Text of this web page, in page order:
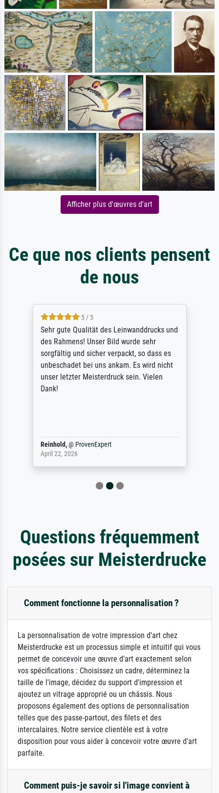
Afficher plus d'œuvres d'art
Ce que nos clients pensent
de nous
5 / 5
Sehr gute Qualität des Leinwanddrucks und
des Rahmens! Unser Bild wurde sehr
sorgfältig und sicher verpackt, so dass es
unbeschadet bei uns ankam. Es wird nicht
unser letzter Meisterdruck sein. Vielen
Dank!
Reinhold,@ ProvenExpert
April 22, 2026
Questions fréquemment
posées sur Meisterdrucke
Comment fonctionne la personnalisation ?
La personnalisation de votre impression d'art chez
Meisterdrucke est un processus simple et intuitif qui vous
permet de concevoir une œuvre d'art exactement selon
vos spécifications : Choisissez un cadre, déterminez la
taille de l'image, décidez du support d'impression et
ajoutez un vitrage approprié ou un châssis. Nous
proposons également des options de personnalisation
telles que des passe-partout, des filets et des
intercalaires. Notre service clientèle est à votre
disposition pour vous aider à concevoir votre œuvre d'art
parfaite.
Comment puis-je savoir si l'image convient à